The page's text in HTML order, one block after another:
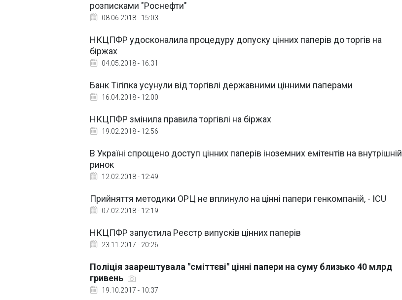
розписками "Роснефти"
08.06.2018 - 15:03
НКЦПФР удосконалила процедуру допуску цінних паперів до торгів на
біржах
04.05.2018 - 16:31
Банк Тігіпка усунули від торгівлі державними цінними паперами
16.04.2018 - 12:00
НКЦПФР змінила правила торгівлі на біржах
19.02.2018 - 12:56
В Україні спрощено доступ цінних паперів іноземних емітентів на внутрішній
ринок
12.02.2018 - 12:49
Прийняття методики ОРЦ не вплинуло на цінні папери генкомпаній, - ICU
07.02.2018 - 12:19
НКЦПФР запустила Реєстр випусків цінних паперів
23.11.2017 - 20:26
Поліція заарештувала "сміттєві" цінні папери на суму близько 40 млрд
гривень
19.10.2017 - 10:37